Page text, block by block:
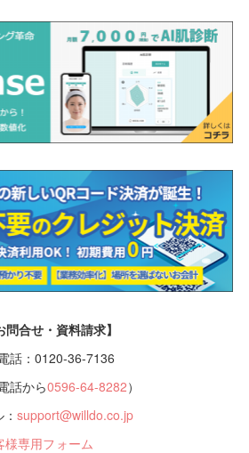
問合せ・資料請求】
話：0120-36-7136
話から0596-64-8282）
support@willdo.co.jp
様専用フォーム